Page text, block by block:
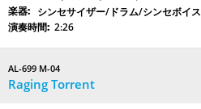
シンセサイザー/ドラム/シンセボイス
2:26
AL-699 M-04
Raging Torrent